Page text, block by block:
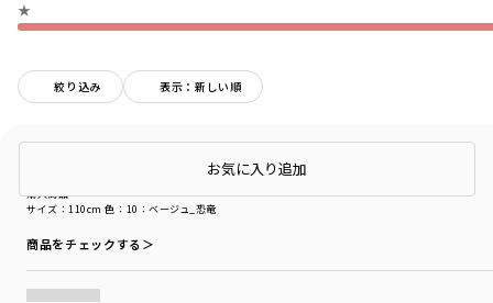
★
絞り込み 表示：新しい順
購入商品
サイズ：110cm 色：10：ベージュ_恐竜
商品をチェックする＞
店頭在庫を確認するお気に入り追加